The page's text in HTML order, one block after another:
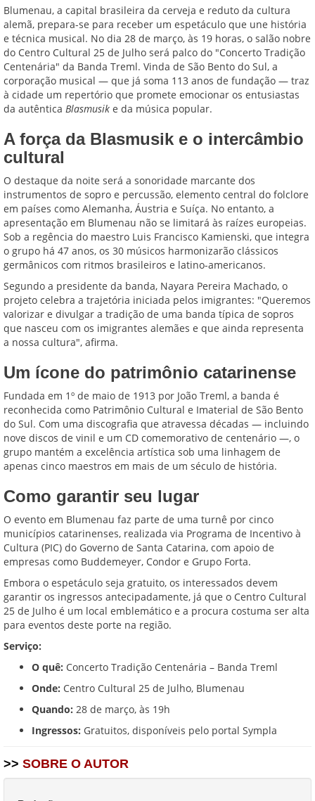
Blumenau, a capital brasileira da cerveja e reduto da cultura
alemã, prepara-se para receber um espetáculo que une história
e técnica musical. No dia 28 de março, às 19 horas, o salão nobre
do Centro Cultural 25 de Julho será palco do "Concerto Tradição
Centenária" da Banda Treml. Vinda de São Bento do Sul, a
corporação musical — que já soma 113 anos de fundação — traz
à cidade um repertório que promete emocionar os entusiastas
da autêntica Blasmusik e da música popular.
A força da Blasmusik e o intercâmbio
cultural
O destaque da noite será a sonoridade marcante dos
instrumentos de sopro e percussão, elemento central do folclore
em países como Alemanha, Áustria e Suíça. No entanto, a
apresentação em Blumenau não se limitará às raízes europeias.
Sob a regência do maestro Luis Francisco Kamienski, que integra
o grupo há 47 anos, os 30 músicos harmonizarão clássicos
germânicos com ritmos brasileiros e latino-americanos.
Segundo a presidente da banda, Nayara Pereira Machado, o
projeto celebra a trajetória iniciada pelos imigrantes: "Queremos
valorizar e divulgar a tradição de uma banda típica de sopros
que nasceu com os imigrantes alemães e que ainda representa
a nossa cultura", afirma.
Um ícone do patrimônio catarinense
Fundada em 1º de maio de 1913 por João Treml, a banda é
reconhecida como Patrimônio Cultural e Imaterial de São Bento
do Sul. Com uma discografia que atravessa décadas — incluindo
nove discos de vinil e um CD comemorativo de centenário —, o
grupo mantém a excelência artística sob uma linhagem de
apenas cinco maestros em mais de um século de história.
Como garantir seu lugar
O evento em Blumenau faz parte de uma turnê por cinco
municípios catarinenses, realizada via Programa de Incentivo à
Cultura (PIC) do Governo de Santa Catarina, com apoio de
empresas como Buddemeyer, Condor e Grupo Forta.
Embora o espetáculo seja gratuito, os interessados devem
garantir os ingressos antecipadamente, já que o Centro Cultural
25 de Julho é um local emblemático e a procura costuma ser alta
para eventos deste porte na região.
Serviço:
O quê: Concerto Tradição Centenária – Banda Treml
Onde: Centro Cultural 25 de Julho, Blumenau
Quando: 28 de março, às 19h
Ingressos: Gratuitos, disponíveis pelo portal Sympla
>> SOBRE O AUTOR